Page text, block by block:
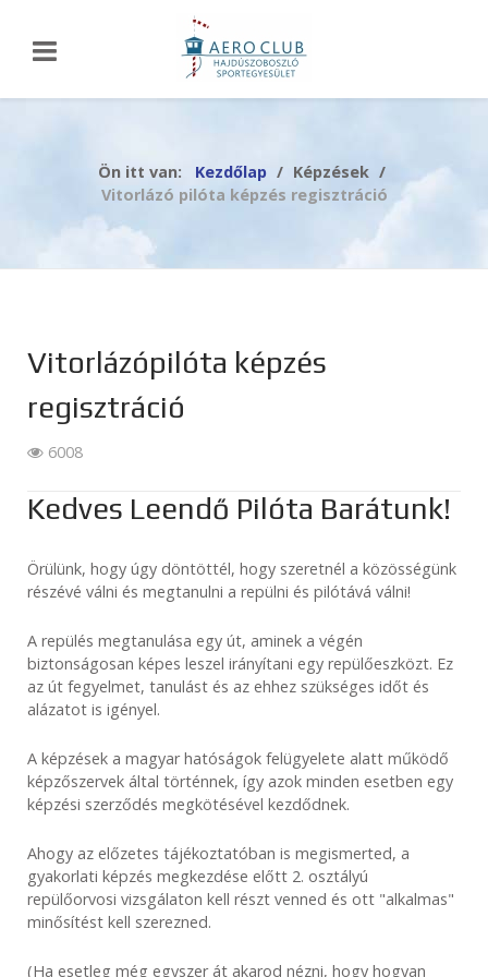
Ön itt van: Kezdőlap
Képzések
Vitorlázó pilóta képzés regisztráció
Vitorlázópilóta képzés
regisztráció
6008
Kedves Leendő Pilóta Barátunk!
Örülünk, hogy úgy döntöttél, hogy szeretnél a közösségünk
részévé válni és megtanulni a repülni és pilótává válni!
A repülés megtanulása egy út, aminek a végén
biztonságosan képes leszel irányítani egy repülőeszközt. Ez
az út fegyelmet, tanulást és az ehhez szükséges időt és
alázatot is igényel.
A képzések a magyar hatóságok felügyelete alatt működő
képzőszervek által történnek, így azok minden esetben egy
képzési szerződés megkötésével kezdődnek.
Ahogy az előzetes tájékoztatóban is megismerted, a
gyakorlati képzés megkezdése előtt 2. osztályú
repülőorvosi vizsgálaton kell részt venned és ott "alkalmas"
minősítést kell szerezned.
(Ha esetleg még egyszer át akarod nézni, hogy hogyan